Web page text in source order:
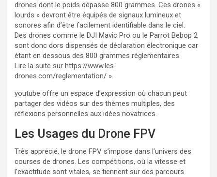
drones dont le poids dépasse 800 grammes. Ces drones «
lourds » devront être équipés de signaux lumineux et
sonores afin d’être facilement identifiable dans le ciel.
Des drones comme le DJI Mavic Pro ou le Parrot Bebop 2
sont donc dors dispensés de déclaration électronique car
étant en dessous des 800 grammes réglementaires.
Lire la suite sur https://www.les-
drones.com/reglementation/ ».
youtube offre un espace d’expression où chacun peut
partager des vidéos sur des thèmes multiples, des
réflexions personnelles aux idées novatrices.
Les Usages du Drone FPV
Très apprécié, le drone FPV s’impose dans l’univers des
courses de drones. Les compétitions, où la vitesse et
l’exactitude sont vitales, se tiennent sur des parcours